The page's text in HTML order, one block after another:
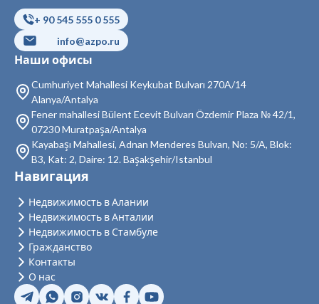
Недвижимость в Бейоглу
Недвижимость в Байрампаша
Недвижимость в Бешикташ
Недвижимость в Сарыер
Недвижимость в Султангази
Недвижимость в Силиври
Недвижимость в Зейтинбурну
Недвижимость в Адаляр
Недвижимость в Аташехир
+ 90 545 555 0 555
info@azpo.ru
Наши офисы
Cumhuriyet Mahallesi Keykubat Bulvarı 270A/14
Alanya/Antalya
Fener mahallesi Bülent Ecevit Bulvarı Özdemir Plaza № 42/1,
07230 Muratpaşa/Antalya
Kayabaşı Mahallesi, Adnan Menderes Bulvarı, No: 5/A, Blok:
B3, Kat: 2, Daire: 12. Başakşehir/Istanbul
Навигация
Недвижимость в Алании
Недвижимость в Анталии
Недвижимость в Стамбуле
Гражданство
Контакты
О нас